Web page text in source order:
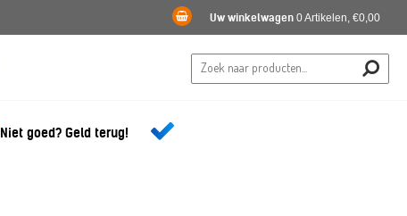
Uw winkelwagen 0 Artikelen, €0,00
Niet goed? Geld terug!